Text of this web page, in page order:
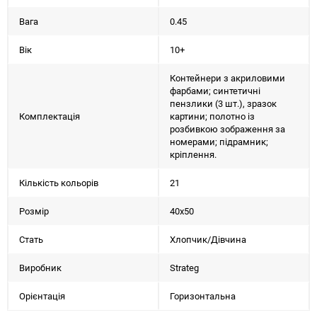
Вага 0.45
Вік 10+
Комплектація
Контейнери з акриловими
фарбами; синтетичні
пензлики (3 шт.), зразок
картини; полотно із
розбивкою зображення за
номерами; підрамник;
кріплення.
Кількість кольорів 21
Розмір 40х50
Стать Хлопчик/Дiвчина
Виробник Strateg
Орієнтація Горизонтальна